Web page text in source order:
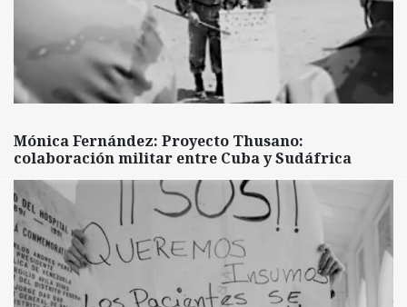
Mónica Fernández: Proyecto Thusano:
colaboración militar entre Cuba y Sudáfrica